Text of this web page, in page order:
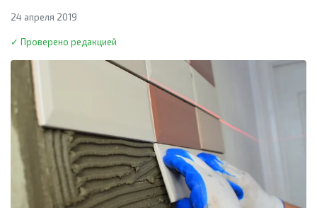
24 апреля 2019
✓ Проверено редакцией